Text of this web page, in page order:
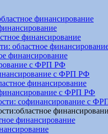
финансирование
финансирование
областное
финансирование
с ФРП РФ
с ФРП РФ
финансирование
с ФРП РФ
софинансирование с
финансирование